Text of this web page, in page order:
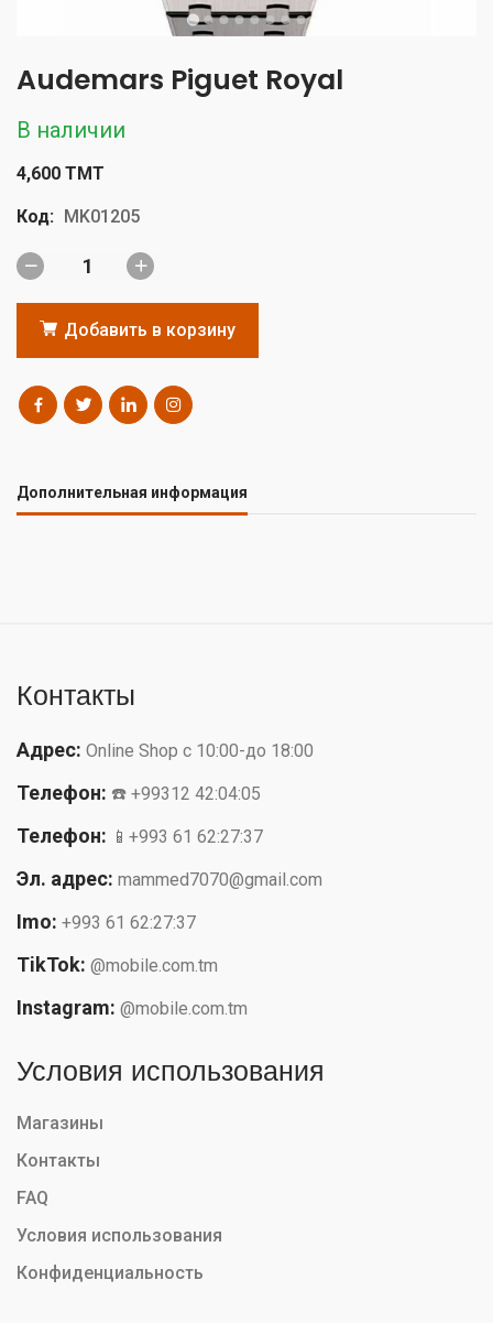
Audemars Piguet Royal
В наличии
4,600 TMT
Код: MK01205
Добавить в корзину
Дополнительная информация
Контакты
Адрес: Online Shop с 10:00-до 18:00
Телефон: ☎️ +99312 42:04:05
Телефон: 📱+993 61 62:27:37
Эл. адрес: mammed7070@gmail.com
Imo: +993 61 62:27:37
TikTok: @mobile.com.tm
Instagram: @mobile.com.tm
Условия использования
Магазины
Контакты
FAQ
Условия использования
Конфиденциальность